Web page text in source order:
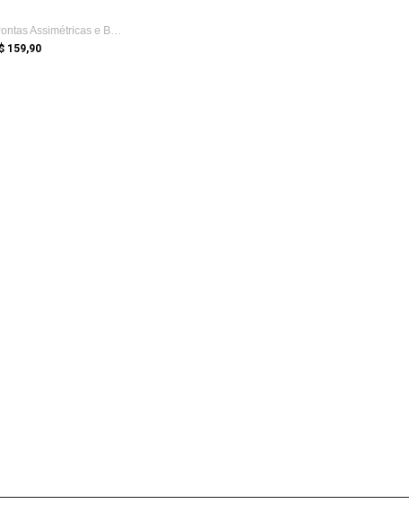
Saia Longa Pontas Assimétricas e Bolsos ...
159,90